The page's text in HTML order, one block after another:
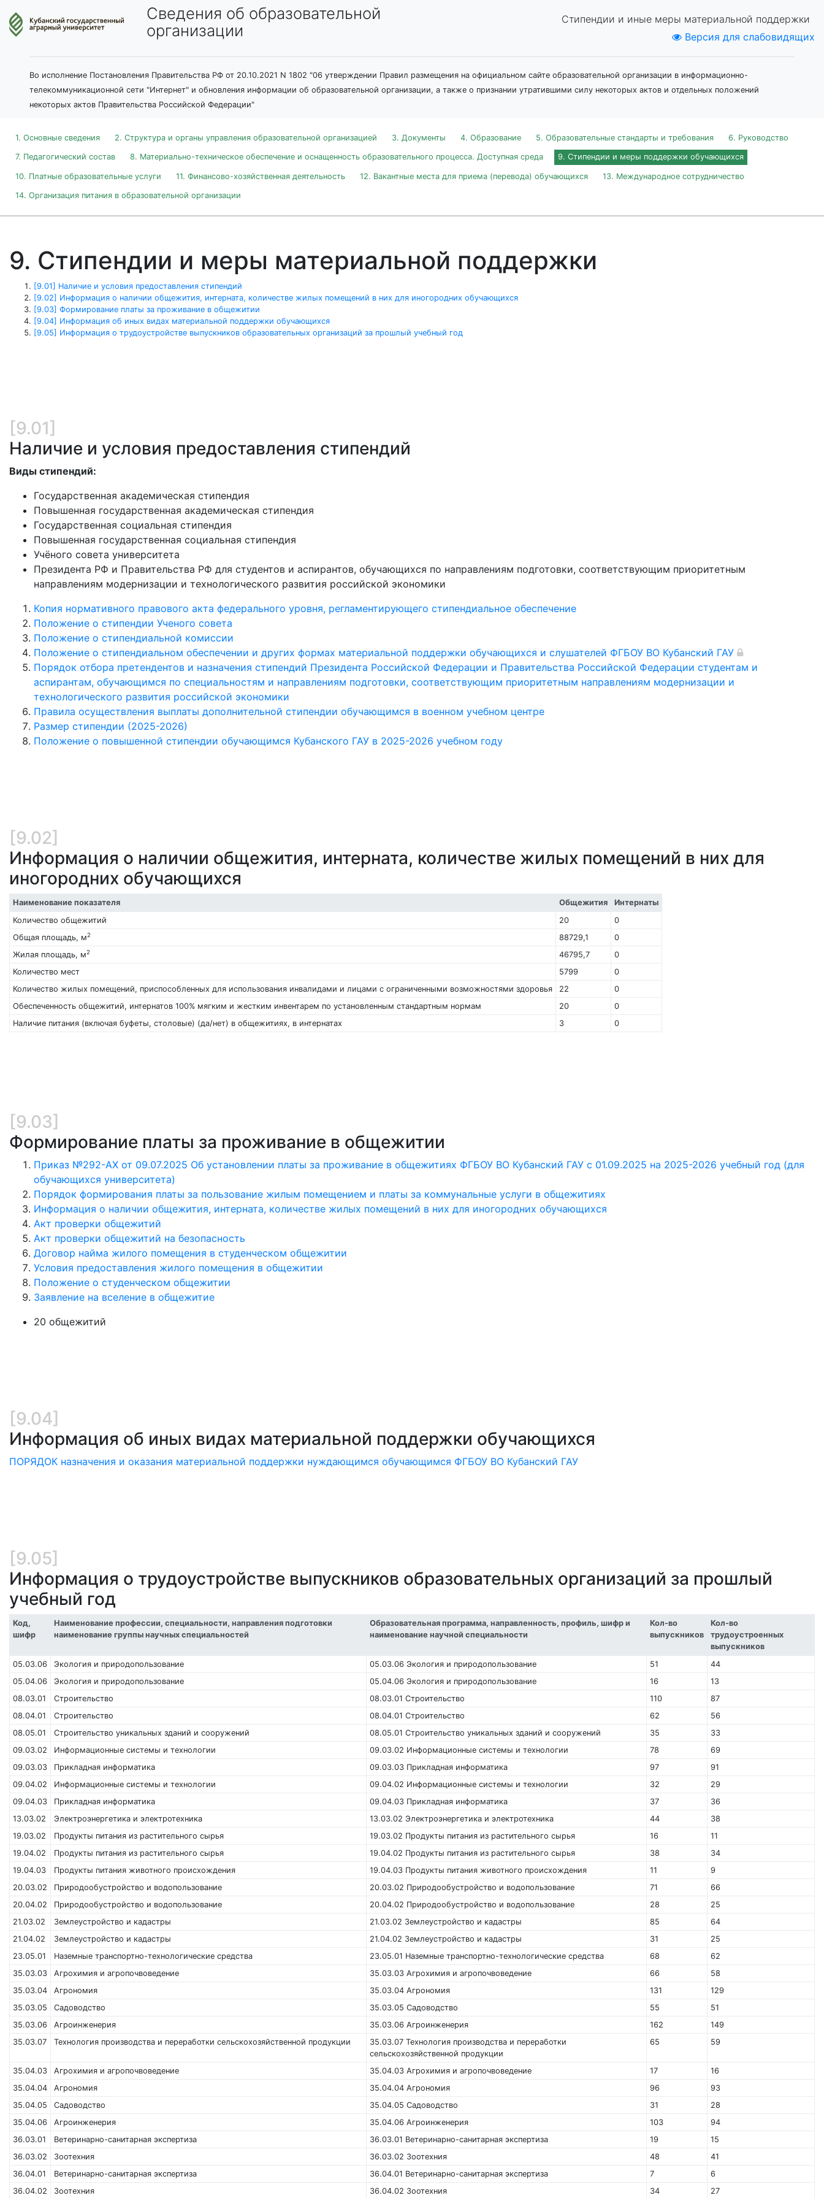
Сведения об образовательной
организации
Стипендии и иные меры материальной поддержки
Версия для слабовидящих
Во исполнение Постановления Правительства РФ от 20.10.2021 N 1802 "06 утверждении Правил размещения на официальном сайте образовательной организации в информационно-
телекоммуникационной сети "Интернет" и обновления информации об образовательной организации, а также о признании утратившими силу некоторых актов и отдельных положений
некоторых актов Правительства Российской Федерации"
1. Основные сведения 2. Структура и органы управления образовательной организацией 3. Документы 4. Образование 5. Образовательные стандарты и требования 6. Руководство
7. Педагогический состав 8. Материально-техническое обеспечение и оснащенность образовательного процесса. Доступная среда 9. Стипендии и меры поддержки обучающихся
10. Платные образовательные услуги 11. Финансово-хозяйственная деятельность 12. Вакантные места для приема (перевода) обучающихся 13. Международное сотрудничество
14. Организация питания в образовательной организации
9. Стипендии и меры материальной поддержки
[9.01] Наличие и условия предоставления стипендий
[9.02] Информация о наличии общежития, интерната, количестве жилых помещений в них для иногородних обучающихся
[9.03] Формирование платы за проживание в общежитии
[9.04] Информация об иных видах материальной поддержки обучающихся
[9.05] Информация о трудоустройстве выпускников образовательных организаций за прошлый учебный год
[9.01]
Наличие и условия предоставления стипендий
Виды стипендий:
Государственная академическая стипендия
Повышенная государственная академическая стипендия
Государственная социальная стипендия
Повышенная государственная социальная стипендия
Учёного совета университета
Президента РФ и Правительства РФ для студентов и аспирантов, обучающихся по направлениям подготовки, соответствующим приоритетным
направлениям модернизации и технологического развития российской экономики
Копия нормативного правового акта федерального уровня, регламентирующего стипендиальное обеспечение
Положение о стипендии Ученого совета
Положение о стипендиальной комиссии
Положение о стипендиальном обеспечении и других формах материальной поддержки обучающихся и слушателей ФГБОУ ВО Кубанский ГАУ
Порядок отбора претендентов и назначения стипендий Президента Российской Федерации и Правительства Российской Федерации студентам и
аспирантам, обучающимся по специальностям и направлениям подготовки, соответствующим приоритетным направлениям модернизации и
технологического развития российской экономики
Правила осуществления выплаты дополнительной стипендии обучающимся в военном учебном центре
Размер стипендии (2025-2026)
Положение о повышенной стипендии обучающимся Кубанского ГАУ в 2025-2026 учебном году
[9.02]
Информация о наличии общежития, интерната, количестве жилых помещений в них для
иногородних обучающихся
Наименование показателя Общежития
Интернаты
Количество общежитий
20
0
Общая площадь, м2 88729,1
0
Жилая площадь, м2 46795,7
0
Количество мест
5799
0
Количество жилых помещений, приспособленных для использования инвалидами и лицами с ограниченными возможностями здоровья
22
0
Обеспеченность общежитий, интернатов 100% мягким и жестким инвентарем по установленным стандартным нормам
20
0
Наличие питания (включая буфеты, столовые) (да/нет) в общежитиях, в интернатах
3 0
[9.03]
Формирование платы за проживание в общежитии
Приказ №292-АХ от 09.07.2025 Об установлении платы за проживание в общежитиях ФГБОУ ВО Кубанский ГАУ с 01.09.2025 на 2025-2026 учебный год (для
обучающихся университета)
Порядок формирования платы за пользование жилым помещением и платы за коммунальные услуги в общежитиях
Информация о наличии общежития, интерната, количестве жилых помещений в них для иногородних обучающихся
Акт проверки общежитий
Акт проверки общежитий на безопасность
Договор найма жилого помещения в студенческом общежитии
Условия предоставления жилого помещения в общежитии
Положение о студенческом общежитии
Заявление на вселение в общежитие
20 общежитий
[9.04]
Информация об иных видах материальной поддержки обучающихся
ПОРЯДОК назначения и оказания материальной поддержки нуждающимся обучающимся ФГБОУ ВО Кубанский ГАУ
[9.05]
Информация о трудоустройстве выпускников образовательных организаций за прошлый
учебный год
Код,
шифр
Наименование профессии, специальности, направления подготовки
наименование группы научных специальностей
Образовательная программа, направленность, профиль, шифр и
наименование научной специальности
Кол-во
выпускников
Кол-во
трудоустроенных
выпускников
05.03.06
Экология и природопользование 05.03.06 Экология и природопользование 51
44
05.04.06
Экология и природопользование 05.04.06 Экология и природопользование 16
13
08.03.01
Строительство 08.03.01 Строительство 110
87
08.04.01
Строительство 08.04.01 Строительство 62
56
08.05.01
Строительство уникальных зданий и сооружений 08.05.01 Строительство уникальных зданий и сооружений 35
33
09.03.02
Информационные системы и технологии 09.03.02 Информационные системы и технологии 78
69
09.03.03
Прикладная информатика 09.03.03 Прикладная информатика 97
91
09.04.02
Информационные системы и технологии 09.04.02 Информационные системы и технологии 32
29
09.04.03
Прикладная информатика 09.04.03 Прикладная информатика 37
36
13.03.02
Электроэнергетика и электротехника 13.03.02 Электроэнергетика и электротехника 44
38
19.03.02
Продукты питания из растительного сырья 19.03.02 Продукты питания из растительного сырья 16
11
19.04.02
Продукты питания из растительного сырья 19.04.02 Продукты питания из растительного сырья 38
34
19.04.03
Продукты питания животного происхождения 19.04.03 Продукты питания животного происхождения 11
9
20.03.02
Природообустройство и водопользование 20.03.02 Природообустройство и водопользование 71
66
20.04.02
Природообустройство и водопользование 20.04.02 Природообустройство и водопользование 28
25
21.03.02
Землеустройство и кадастры 21.03.02 Землеустройство и кадастры 85
64
21.04.02
Землеустройство и кадастры 21.04.02 Землеустройство и кадастры 31
25
23.05.01
Наземные транспортно-технологические средства 23.05.01 Наземные транспортно-технологические средства 68
62
35.03.03
Агрохимия и агропочвоведение 35.03.03 Агрохимия и агропочвоведение 66
58
35.03.04
Агрономия 35.03.04 Агрономия 131
129
35.03.05
Садоводство 35.03.05 Садоводство 55
51
35.03.06
Агроинженерия 35.03.06 Агроинженерия 162
149
35.03.07
Технология производства и переработки сельскохозяйственной продукции
35.03.07 Технология производства и переработки
сельскохозяйственной продукции
65 59
35.04.03 Агрохимия и агропочвоведение 35.04.03 Агрохимия и агропочвоведение 17
16
35.04.04
Агрономия 35.04.04 Агрономия 96
93
35.04.05
Садоводство 35.04.05 Садоводство 31
28
35.04.06
Агроинженерия 35.04.06 Агроинженерия 103
94
36.03.01
Ветеринарно-санитарная экспертиза 36.03.01 Ветеринарно-санитарная экспертиза 19
15
36.03.02
Зоотехния 36.03.02 Зоотехния 48
41
36.04.01
Ветеринарно-санитарная экспертиза 36.04.01 Ветеринарно-санитарная экспертиза 7
6
36.04.02
Зоотехния 36.04.02 Зоотехния 34 27